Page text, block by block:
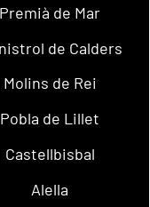
Premià de Mar
de Calders
Molins de Rei
Pobla de Lillet
Castellbisbal
Alella